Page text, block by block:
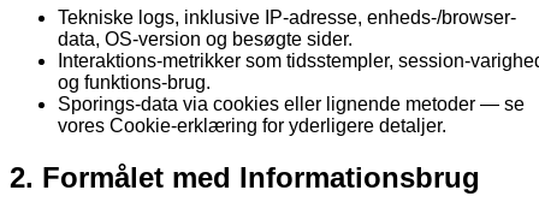
Tekniske logs, inklusive IP-adresse, enheds-/browser-
data, OS-version og besøgte sider.
Interaktions-metrikker som tidsstempler, session-
og funktions-brug.
Sporings-data via cookies eller lignende metoder — se
vores Cookie-erklæring for yderligere detaljer.
2. Formålet med Informationsbrug